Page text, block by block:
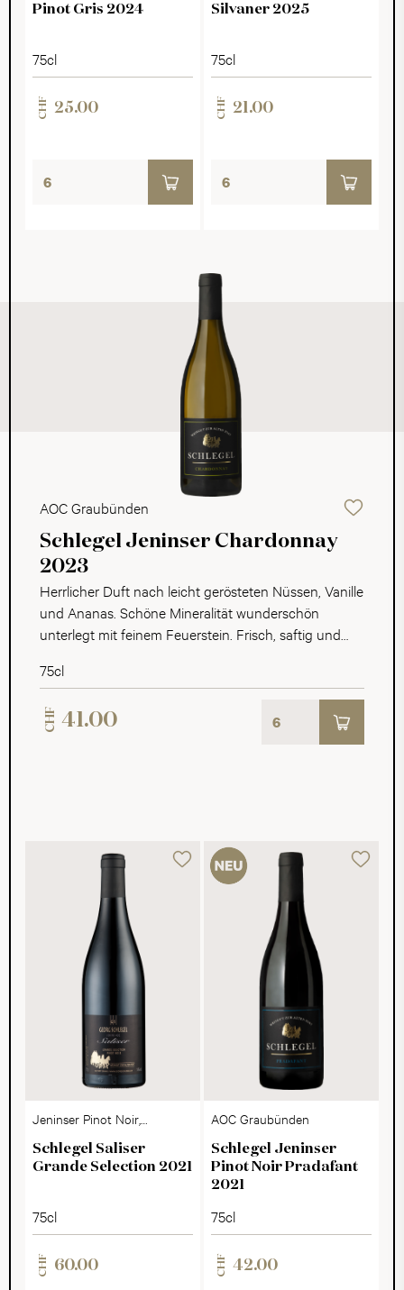
Pinot Gris 2024
75cl
CHF 25.00
Silvaner 2025
75cl
CHF 21.00
AOC Graubünden
Schlegel Jeninser Chardonnay
2023
Herrlicher Duft nach leicht gerösteten Nüssen, Vanille
und Ananas. Schöne Mineralität wunderschön
unterlegt mit feinem Feuerstein. Frisch, saftig und
75cl
CHF 41.00
Jeninser Pinot Noir,
AOC Graubünden
Schlegel Saliser
Grande Selection 2021
75cl
CHF 60.00
AOC Graubünden
Schlegel Jeninser
Pinot Noir Pradafant
2021
75cl
CHF 42.00